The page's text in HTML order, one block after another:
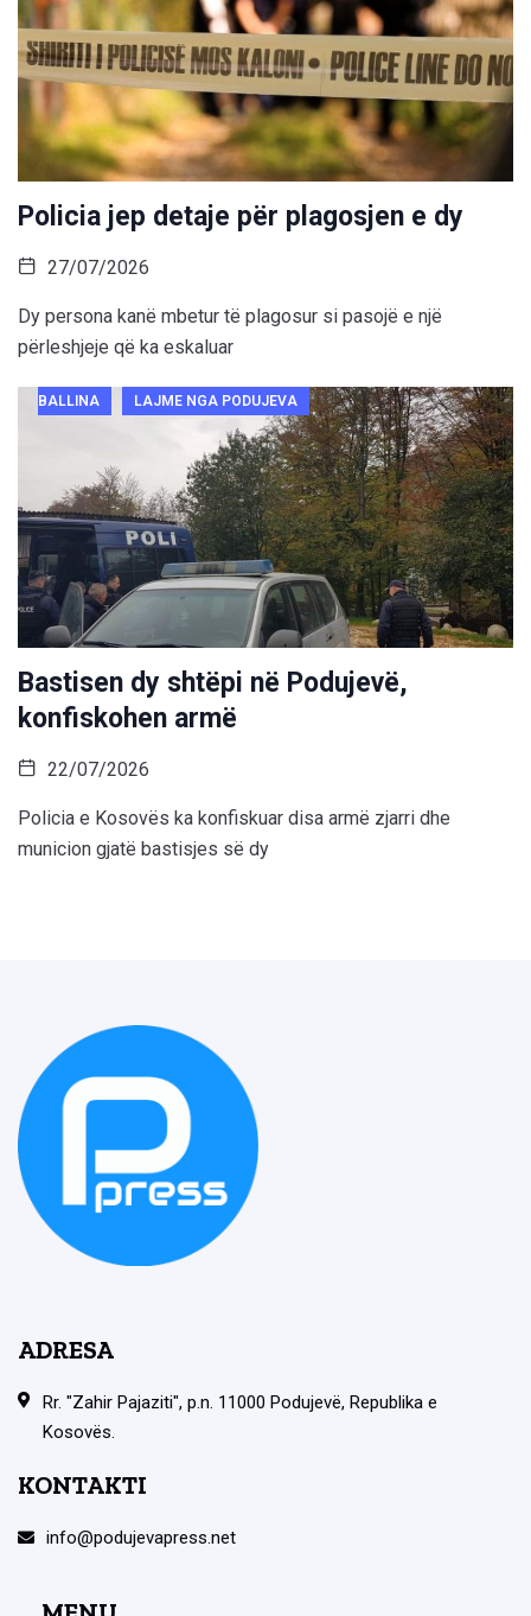
Policia jep detaje për plagosjen e dy
27/07/2026
Dy persona kanë mbetur të plagosur si pasojë e një
përleshjeje që ka eskaluar
BALLINA LAJME NGA PODUJEVA
Bastisen dy shtëpi në Podujevë,
konfiskohen armë
22/07/2026
Policia e Kosovës ka konfiskuar disa armë zjarri dhe
municion gjatë bastisjes së dy
ADRESA
Rr. "Zahir Pajaziti", p.n. 11000 Podujevë, Republika e
Kosovës.
KONTAKTI
info@podujevapress.net